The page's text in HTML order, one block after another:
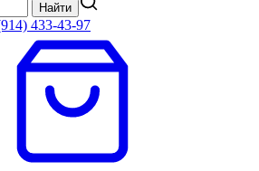
Найти
433-43-97